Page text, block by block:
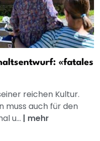
«fatales
reichen Kultur.
muss auch für den
u... | mehr